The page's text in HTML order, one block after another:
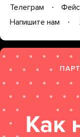
Телеграм
Напишите нам